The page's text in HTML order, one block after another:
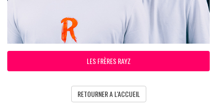
LES FRÈRES RAYZ
RETOURNER A L'ACCUEIL